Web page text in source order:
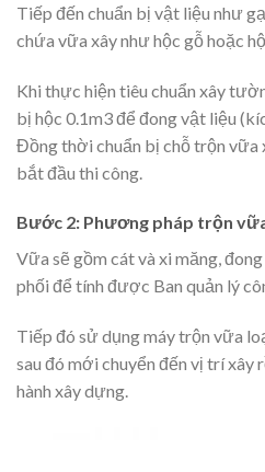
Tiếp đến chuẩn bị vật liệu như
chứa vữa xây như hộc gỗ hoặc
Khi thực hiện tiêu chuẩn xây
bị hộc 0.1m3 để đong vật liệu
Đồng thời chuẩn bị chỗ trộn vữa
bắt đầu thi công.
Bước 2: Phương pháp trộn
Vữa sẽ gồm cát và xi măng,
phối để tính được Ban quản lý
Tiếp đó sử dụng máy trộn vữa
sau đó mới chuyển đến vị trí
hành xây dựng.